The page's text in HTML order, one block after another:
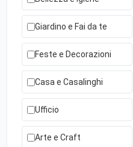
Giardino e Fai da te
Feste e Decorazioni
Casa e Casalinghi
Ufficio
Arte e Craft